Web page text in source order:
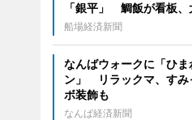
「銀平」 鯛飯が看板、
船場経済新聞
なんばウォークに「ひま
ン」 リラックマ、すみ
ボ装飾も
なんば経済新聞